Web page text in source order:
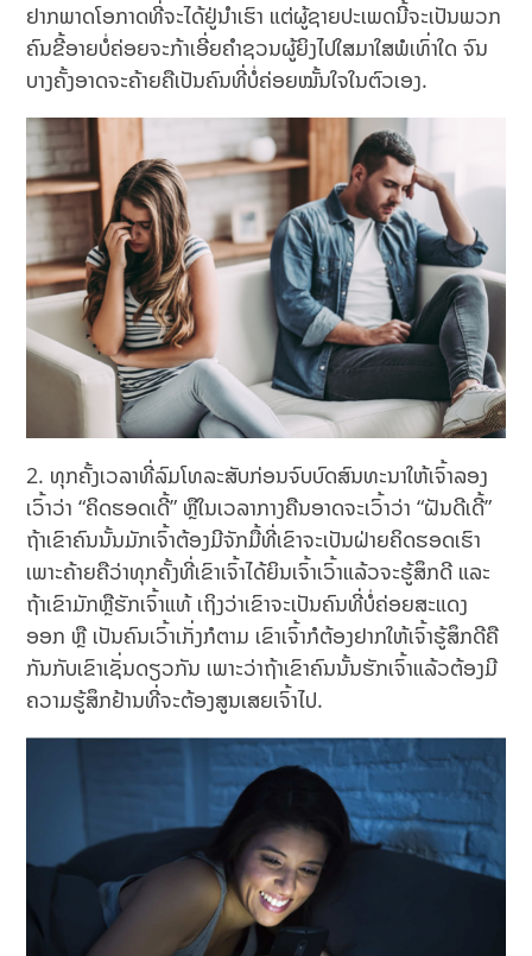
ຢາກພາດໂອກາດທີ່ຈະໄດ້ຢູ່ນຳເຮົາ ແຕ່ຜູ້ຊາຍປະເພດນີ້ຈະເປັນພວກ
ຄົນຂີ້ອາຍບໍ່ຄ່ອຍຈະກ້າເອີ່ຍຄໍາຊວນຜູ້ຍິງໄປໃສມາໃສພໍເທົ່າໃດ ຈົນ
ບາງຄັ້ງອາດຈະຄ້າຍຄືເປັນຄົນທີ່ບໍ່ຄ່ອຍໝັ້ນໃຈໃນຕົວເອງ.
2. ທຸກຄັ້ງເວລາທີ່ລົມໂທລະສັບກ່ອນຈົບບົດສົນທະນາໃຫ້ເຈົ້າລອງ
ເວົ້າວ່າ “ຄິດຮອດເດີ້” ຫຼືໃນເວລາກາງຄືນອາດຈະເວົ້າວ່າ “ຝັນດີເດີ້”
ຖ້າເຂົາຄົນນັ້ນມັກເຈົ້າຕ້ອງມີຈັກມື້ທີ່ເຂົາຈະເປັນຝ່າຍຄິດຮອດເຮົາ
ເພາະຄ້າຍຄືວ່າທຸກຄັ້ງທີ່ເຂົາເຈົ້າໄດ້ຍິນເຈົ້າເວົ້າແລ້ວຈະຮູ້ສຶກດີ ແລະ
ຖ້າເຂົາມັກຫຼືຮັກເຈົ້າແທ້ ເຖິງວ່າເຂົາຈະເປັນຄົນທີ່ບໍ່ຄ່ອຍສະແດງ
ອອກ ຫຼື ເປັນຄົນເວົ້າເກັ່ງກໍຕາມ ເຂົາເຈົ້າກໍຕ້ອງຢາກໃຫ້ເຈົ້າຮູ້ສຶກດີຄື
ກັນກັບເຂົາເຊັ່ນດຽວກັນ ເພາະວ່າຖ້າເຂົາຄົນນັ້ນຮັກເຈົ້າແລ້ວຕ້ອງມີ
ຄວາມຮູ້ສຶກຢ້ານທີ່ຈະຕ້ອງສູນເສຍເຈົ້າໄປ.